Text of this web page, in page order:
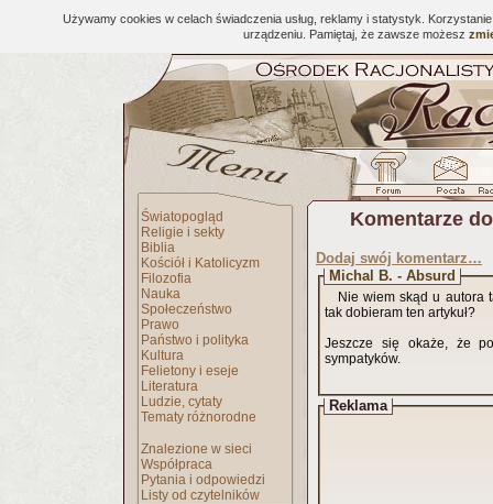
Używamy cookies w celach świadczenia usług, reklamy i statystyk.
urządzeniu. Pamiętaj, że zawsze możesz
Światopogląd
Religie i sekty
Biblia
Kościół i Katolicyzm
Filozofia
Nauka
Społeczeństwo
Prawo
Państwo i polityka
Kultura
Felietony i eseje
Literatura
Ludzie, cytaty
Tematy różnorodne
Znalezione w sieci
Współpraca
Pytania i odpowiedzi
Listy od czytelników
Komentarze
Dodaj swój komentarz…
Michal B. - Absurd
Nie wiem skąd u autora
tak dobieram ten artykuł?
Jeszcze się okaże, że
sympatyków.
Reklama